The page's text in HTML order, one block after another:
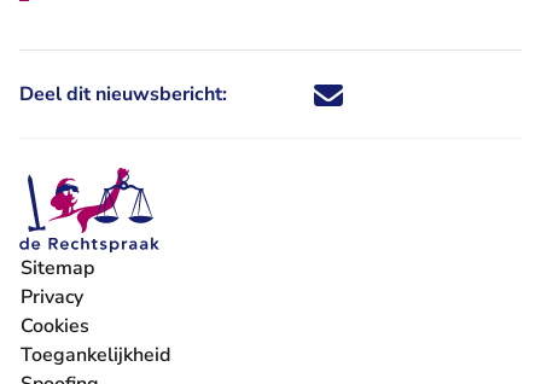
Deel dit nieuwsbericht: Deel dit nieuwsbericht via X -
Deel dit nieuwsbericht via
Deel dit nieuwsbericht
Deel dit
Sitemap
Privacy
Cookies
Toegankelijkheid